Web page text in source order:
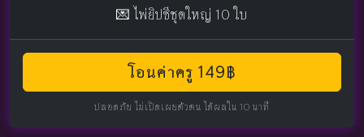
💌 ไพ่ยิปซีชุดใหญ่ 10 ใบ
โอนค่าครู 149฿
ปลอดภัย ไม่เปิดเผยตัวตน ได้ผลใน 10 นาที